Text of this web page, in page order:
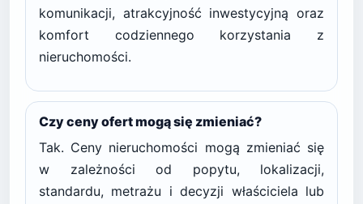
komunikacji, atrakcyjność inwestycyjną oraz
komfort codziennego korzystania z
nieruchomości.
Czy ceny ofert mogą się zmieniać?
Tak. Ceny nieruchomości mogą zmieniać się
w zależności od popytu, lokalizacji,
standardu, metrażu i decyzji właściciela lub